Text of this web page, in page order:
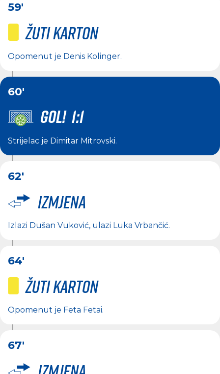
59'
Žuti karton
Opomenut je Denis Kolinger.
60'
GOL! 1:1
Strijelac je Dimitar Mitrovski.
62'
Izmjena
Izlazi Dušan Vuković, ulazi Luka Vrbančić.
64'
Žuti karton
Opomenut je Feta Fetai.
67'